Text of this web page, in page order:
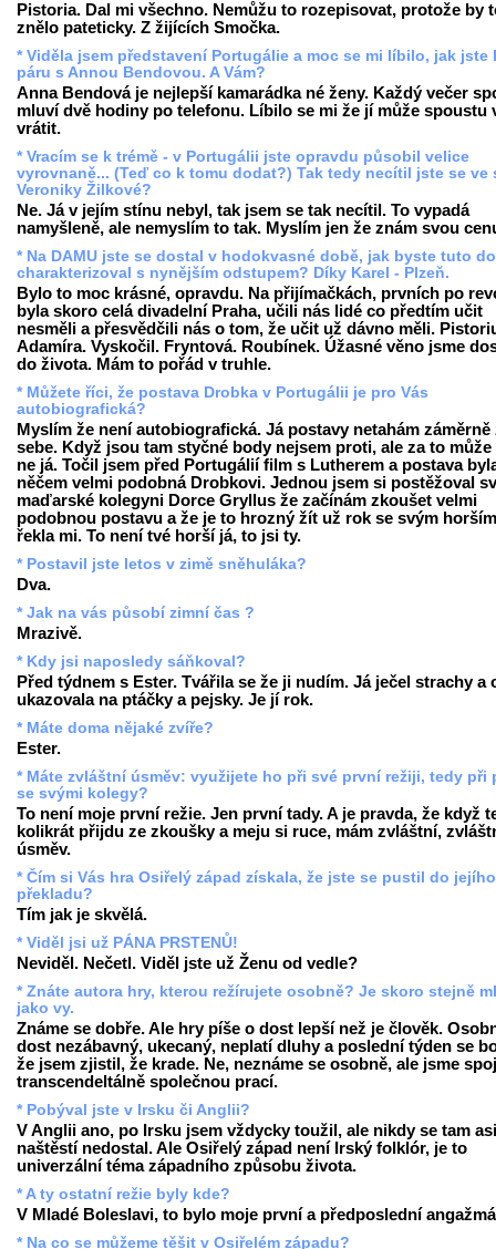
Pistoria. Dal mi všechno. Nemůžu to rozepisovat, protože by
znělo pateticky. Z žijících Smočka.
* Viděla jsem představení Portugálie a moc se mi líbilo, jak jste
páru s Annou Bendovou. A Vám?
Anna Bendová je nejlepší kamarádka né ženy. Každý večer
mluví dvě hodiny po telefonu. Líbilo se mi že jí může spoustu
vrátit.
* Vracím se k trémě - v Portugálii jste opravdu působil velice
vyrovnaně... (Teď co k tomu dodat?) Tak tedy necítil jste se ve
Veroniky Žilkové?
Ne. Já v jejím stínu nebyl, tak jsem se tak necítil. To vypadá
namyšleně, ale nemyslím to tak. Myslím jen že znám svou
* Na DAMU jste se dostal v hodokvasné době, jak byste tuto
charakterizoval s nynějším odstupem? Díky Karel - Plzeň.
Bylo to moc krásné, opravdu. Na přijímačkách, prvních po
byla skoro celá divadelní Praha, učili nás lidé co předtím učit
nesměli a přesvědčili nás o tom, že učit už dávno měli.
Adamíra. Vyskočil. Fryntová. Roubínek. Úžasné věno jsme
do života. Mám to pořád v truhle.
* Můžete říci, že postava Drobka v Portugálii je pro Vás
autobiografická?
Myslím že není autobiografická. Já postavy netahám záměrně
sebe. Když jsou tam styčné body nejsem proti, ale za to může
ne já. Točil jsem před Portugálií film s Lutherem a postava
něčem velmi podobná Drobkovi. Jednou jsem si postěžoval
maďarské kolegyni Dorce Gryllus že začínám zkoušet velmi
podobnou postavu a že je to hrozný žít už rok se svým
řekla mi. To není tvé horší já, to jsi ty.
* Postavil jste letos v zimě sněhuláka?
Dva.
* Jak na vás působí zimní čas ?
Mrazivě.
* Kdy jsi naposledy sáňkoval?
Před týdnem s Ester. Tvářila se že ji nudím. Já ječel strachy a
ukazovala na ptáčky a pejsky. Je jí rok.
* Máte doma nějaké zvíře?
Ester.
* Máte zvláštní úsměv: využijete ho při své první režiji, tedy při
se svými kolegy?
To není moje první režie. Jen první tady. A je pravda, že když
kolikrát přijdu ze zkoušky a meju si ruce, mám zvláštní,
úsměv.
* Čím si Vás hra Osiřelý západ získala, že jste se pustil do jejího
překladu?
Tím jak je skvělá.
* Viděl jsi už PÁNA PRSTENŮ!
Neviděl. Nečetl. Viděl jste už Ženu od vedle?
* Znáte autora hry, kterou režírujete osobně? Je skoro stejně
jako vy.
Známe se dobře. Ale hry píše o dost lepší než je člověk.
dost nezábavný, ukecaný, neplatí dluhy a poslední týden se
že jsem zjistil, že krade. Ne, neznáme se osobně, ale jsme
transcendeltálně společnou prací.
* Pobýval jste v Irsku či Anglii?
V Anglii ano, po Irsku jsem vždycky toužil, ale nikdy se tam asi
naštěstí nedostal. Ale Osiřelý západ není Irský folklór, je to
univerzální téma západního způsobu života.
* A ty ostatní režie byly kde?
V Mladé Boleslavi, to bylo moje první a předposlední
* Na co se můžeme těšit v Osiřelém západu?